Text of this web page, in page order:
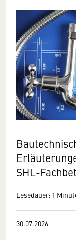
SHL-
Lesedauer: 1
30.07.2026